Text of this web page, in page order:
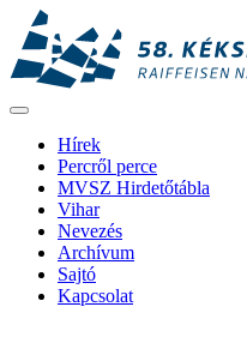
Hírek
Percről perce
MVSZ Hirdetőtábla
Vihar
Nevezés
Archívum
Sajtó
Kapcsolat